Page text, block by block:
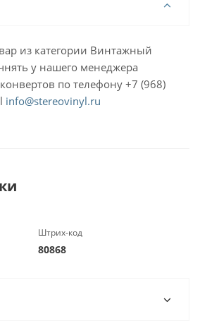
из категории Винтажный
у нашего менеджера
по телефону +7 (968)
info@stereovinyl.ru
Штрих-код
80868